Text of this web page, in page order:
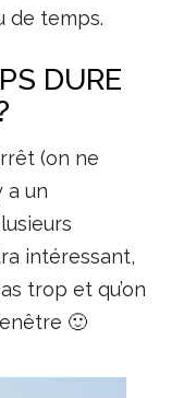
de temps.
DURE
(on ne
a un
intéressant,
trop et qu’on
🙂